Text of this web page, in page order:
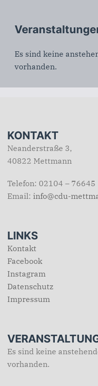
Es sind keine
vorhanden.
KONTAKT
Neanderstraße 3,
40822 Mettmann
Telefon: 02104 – 76645
Email: info@cdu-
LINKS
Kontakt
Facebook
Instagram
Datenschutz
Impressum
Es sind keine
vorhanden.